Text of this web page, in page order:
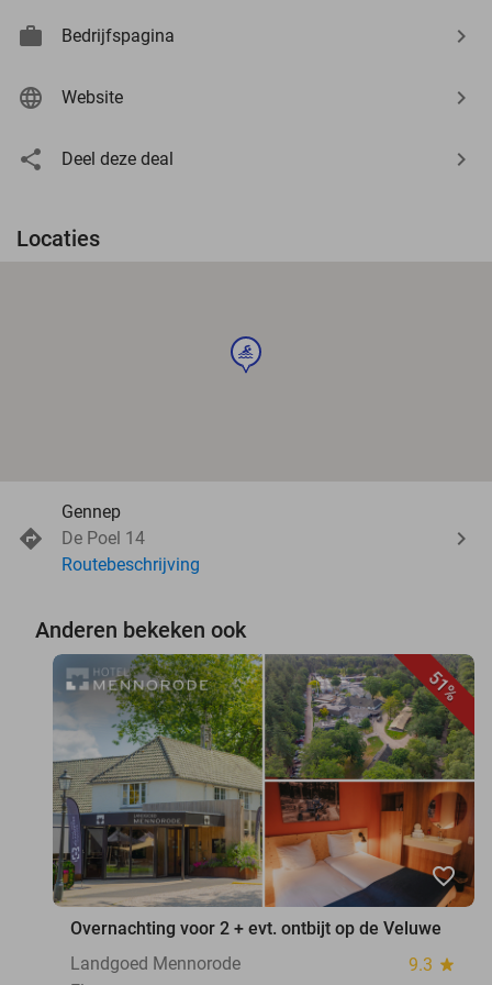
Bedrijfspagina
Website
Deel deze deal
Locaties
sport
Gennep
De Poel 14
Routebeschrijving
Anderen bekeken ook
51%
favorite_border
Overnachting voor 2 + evt. ontbijt op de Veluwe
Landgoed Mennorode
9.3 star